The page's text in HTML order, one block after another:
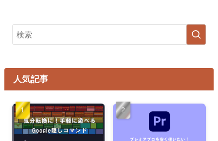
人気記事